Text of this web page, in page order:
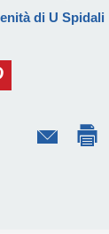
di U Spidali